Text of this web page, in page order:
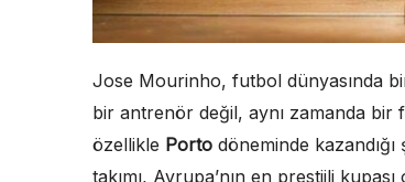
Jose Mourinho, futbol dünyasında
bir antrenör değil, aynı zamanda bir
özellikle Porto döneminde
takımı, Avrupa’nın en prestijli kupası